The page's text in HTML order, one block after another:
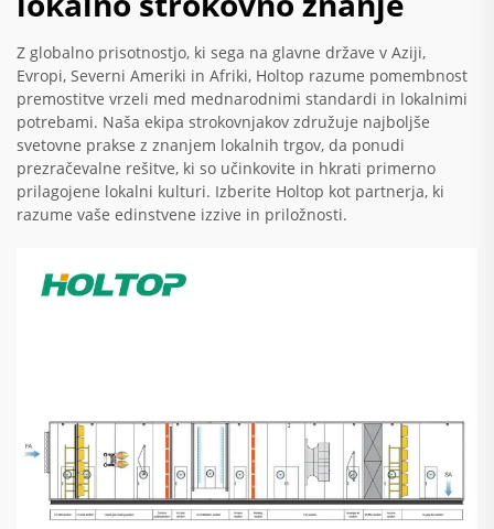
Z globalno prisotnostjo, ki sega na glavne države v Aziji,
Evropi, Severni Ameriki in Afriki, Holtop razume pomembnost
premostitve vrzeli med mednarodnimi standardi in lokalnimi
potrebami. Naša ekipa strokovnjakov združuje najboljše
svetovne prakse z znanjem lokalnih trgov, da ponudi
prezračevalne rešitve, ki so učinkovite in hkrati primerno
prilagojene lokalni kulturi. Izberite Holtop kot partnerja, ki
razume vaše edinstvene izzive in priložnosti.